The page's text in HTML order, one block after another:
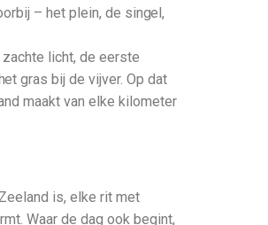
– het plein, de singel,
zachte licht, de eerste
gras bij de vijver. Op dat
maakt van elke kilometer
is, elke rit met
Waar de dag ook begint,